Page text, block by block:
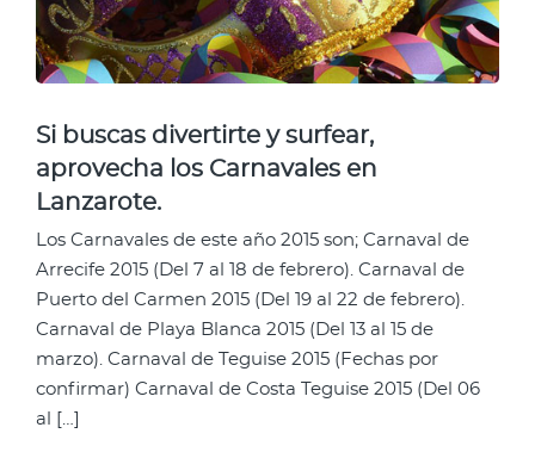
Si buscas divertirte y surfear,
aprovecha los Carnavales en
Lanzarote.
Los Carnavales de este año 2015 son; Carnaval de
Arrecife 2015 (Del 7 al 18 de febrero). Carnaval de
Puerto del Carmen 2015 (Del 19 al 22 de febrero).
Carnaval de Playa Blanca 2015 (Del 13 al 15 de
marzo). Carnaval de Teguise 2015 (Fechas por
confirmar) Carnaval de Costa Teguise 2015 (Del 06
al […]